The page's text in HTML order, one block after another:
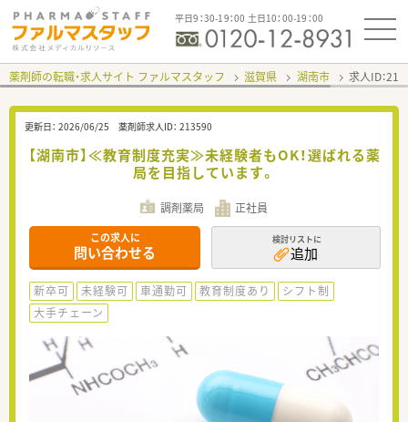
平日9：30-19：00 土日10：00-19：00
薬剤師の転職・求人サイト ファルマスタッフ 滋賀県 湖南市 求人ID：
更新日： 2026/06/25 薬剤師求人ID： 213590
【湖南市】≪教育制度充実≫未経験者もOK！選ばれる薬
局を目指しています。
調剤薬局 正社員
この求人に
問い合わせる
検討リストに
追加
新卒可 未経験可 車通勤可 教育制度あり
シフト制
大手チェーン